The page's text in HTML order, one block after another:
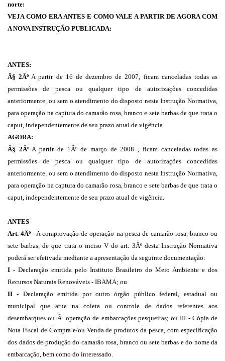
norte:
VEJA COMO ERA ANTES E COMO VALE A PARTIR DE AGORA COM
A NOVA INSTRUÇÃO PUBLICADA:
ANTES:
Â§ 2Âº A partir de 16 de dezembro de 2007, ficam canceladas todas as
permissões de pesca ou qualquer tipo de autorizações concedidas
anteriormente, ou sem o atendimento do disposto nesta Instrução Normativa,
para operação na captura do camarão rosa, branco e sete barbas de que trata o
caput, independentemente de seu prazo atual de vigência.
AGORA:
Â§ 2ÂºA partir de 1Âº de março de 2008 , ficam canceladas todas as
permissões de pesca ou qualquer tipo de autorizações concedidas
anteriormente, ou sem o atendimento do disposto nesta Instrução Normativa,
para operação na captura do camarão rosa, branco e sete barbas de que trata o
caput, independentemente de seu prazo atual de vigência.
ANTES
Art. 4Âº - A comprovação de operação na pesca de camarão rosa, branco ou
sete barbas, de que trata o inciso V do art. 3Âº desta Instrução Normativa
poderá ser efetivada mediante a apresentação da seguinte documentação:
I -Declaração emitida pelo Instituto Brasileiro do Meio Ambiente e dos
Recursos Naturais Renováveis - IBAMA; ou
II - Declaração emitida por outro órgão público federal, estadual ou
municipal que atue na coleta ou controle de dados referentes aos
desembarques ou Ã operação de embarcações pesqueiras; ou III - Cópia de
Nota Fiscal de Compra e/ou Venda de produtos da pesca, com especificação
dos dados de produção do camarão rosa, branco ou sete barbas e do nome da
embarcação, bem como do interessado.